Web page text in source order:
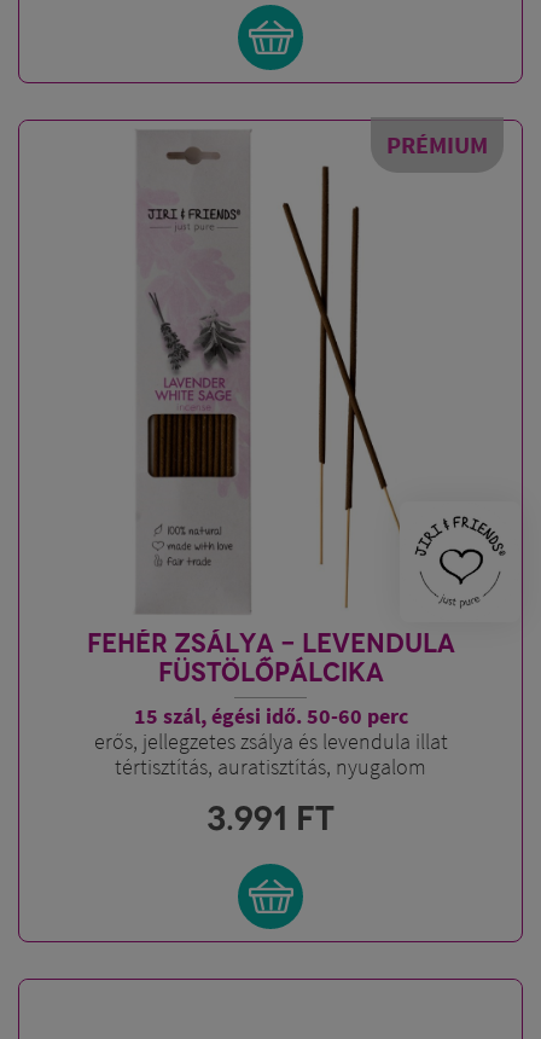
PRÉMIUM
FEHÉR ZSÁLYA - LEVENDULA
FÜSTÖLŐPÁLCIKA
15 szál, égési idő. 50-60 perc
erős, jellegzetes zsálya és levendula illat
tértisztítás, auratisztítás, nyugalom
3.991 FT